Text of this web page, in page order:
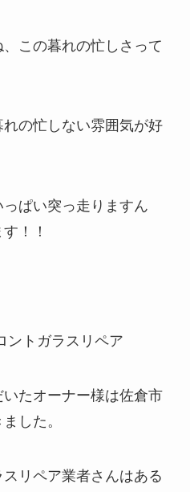
この暮れの忙しさって
の忙しない雰囲気が好
ぱい突っ走りますん
！！
ントガラスリペア
たオーナー様は佐倉市
した。
リペア業者さんはある